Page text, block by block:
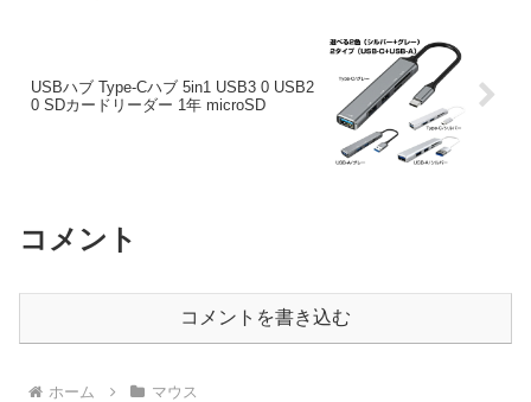
USBハブ Type-Cハブ 5in1 USB3 0 USB2
0 SDカードリーダー 1年 microSD
コメント
コメントを書き込む
ホーム マウス